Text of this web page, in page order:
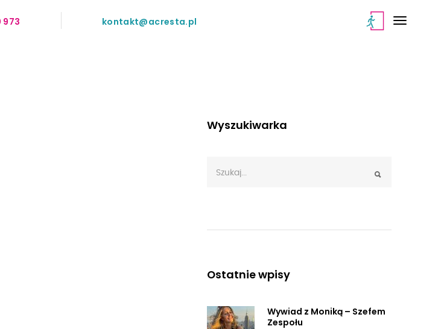
973 kontakt@acresta.pl
Wyszukiwarka
Ostatnie wpisy
Wywiad z Moniką – Szefem
Zespołu